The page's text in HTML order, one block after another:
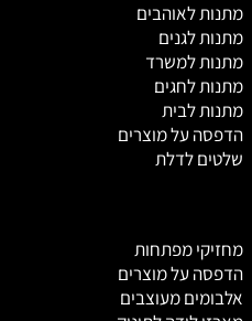
מתנות לאוהבים
מתנות לגנים
מתנות למשרד
מתנות לחגים
מתנות לבית
הדפסה על מוצרים
שלטים לדלת
מחזיקי מפתחות
הדפסה על מוצרים
אלבומים מעוצבים